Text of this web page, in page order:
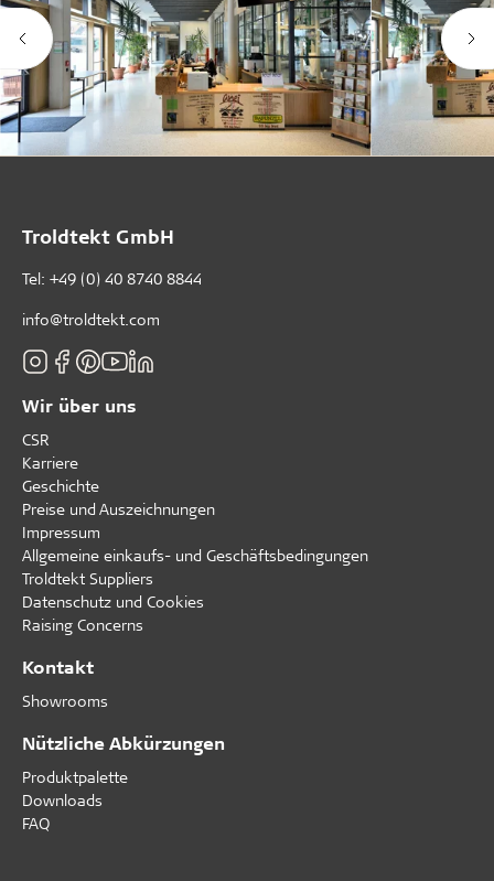
Troldtekt GmbH
Tel: +49 (0) 40 8740 8844
info@troldtekt.com
Wir über uns
CSR
Karriere
Geschichte
Preise und Auszeichnungen
Impressum
Allgemeine einkaufs- und Geschäftsbedingungen
Troldtekt Suppliers
Datenschutz und Cookies
Raising Concerns
Kontakt
Showrooms
Nützliche Abkürzungen
Produktpalette
Downloads
FAQ